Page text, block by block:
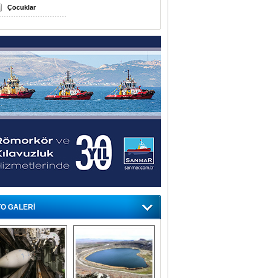
Çocuklar
GALERİ